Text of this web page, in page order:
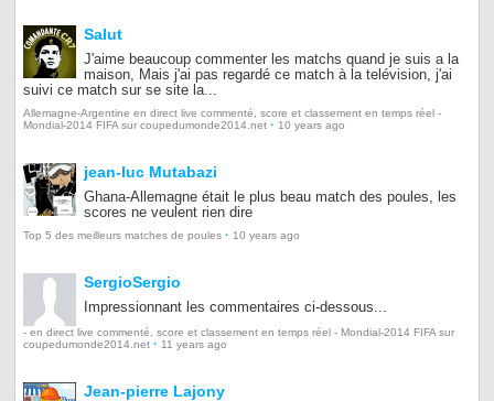
Salut
J'aime beaucoup commenter les matchs quand je suis a la
maison, Mais j'ai pas regardé ce match à la telévision, j'ai
suivi ce match sur se site la...
Allemagne-Argentine en direct live commenté, score et classement en temps réel -
Mondial-2014 FIFA sur coupedumonde2014.net · 10 years ago
jean-luc Mutabazi
Ghana-Allemagne était le plus beau match des poules, les
scores ne veulent rien dire
Top 5 des meilleurs matches de poules · 10 years ago
SergioSergio
Impressionnant les commentaires ci-dessous...
- en direct live commenté, score et classement en temps réel - Mondial-2014 FIFA sur
coupedumonde2014.net · 11 years ago
Jean-pierre Lajony